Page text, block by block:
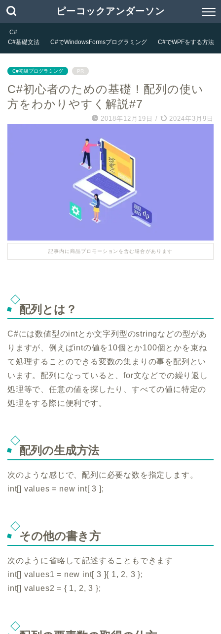
ピーコックアンダーソン
C#
C#基礎文法
C#でWindowsFormsプログラミング C#でWPFをする方法
C#初級プログラミング PR
C#初心者のための基礎！配列の使い
方をわかりやすく解説#7
2018年12月19日 / 2024年3月9日
記事内に商品プロモーションを含む場合があります
配列とは？
C#には数値型のintとか文字列型のstringなどの型があ
りますが、例えばintの値を10個とか100個とかを束ね
て処理することのできる変数の集まりの事を配列とい
います。配列になっていると、for文などでの繰り返し
処理等で、任意の値を探したり、すべての値に特定の
処理をする際に便利です。
配列の生成方法
次のような感じで、配列に必要な数を指定します。
int[] values = new int[ 3 ];
その他の書き方
次のように省略して記述することもできます
int[] values1 = new int[ 3 ]{ 1, 2, 3 };
int[] values2 = { 1, 2, 3 };